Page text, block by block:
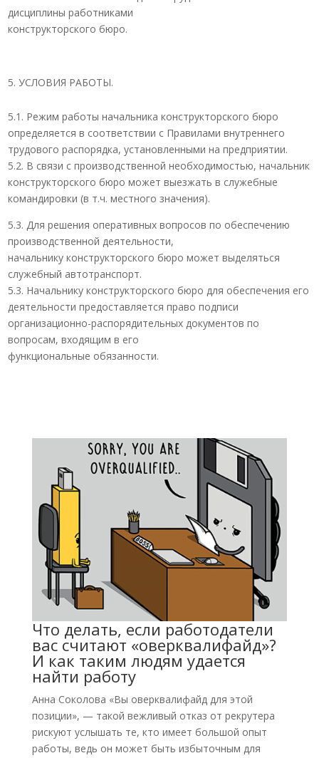
дисциплины работниками
конструкторского бюро.
УСЛОВИЯ РАБОТЫ.
5.1. Режим работы начальника конструкторского бюро
определяется в соответствии с Правилами внутреннего
трудового распорядка, установленными на предприятии.
5.2. В связи с производственной необходимостью, начальник
конструкторского бюро может выезжать в служебные
командировки (в т.ч. местного значения).
5.3. Для решения оперативных вопросов по обеспечению
производственной деятельности,
начальнику конструкторского бюро может выделяться
служебный автотранспорт.
5.3. Начальнику конструкторского бюро для обеспечения его
деятельности предоставляется право подписи
организационно-распорядительных документов по
вопросам, входящим в его
функциональные обязанности.
Что делать, если работодатели
вас считают «оверквалифайд»?
И как таким людям удается
найти работу
Анна Соколова «Вы оверквалифайд для этой
позиции», — такой вежливый отказ от рекрутера
рискуют услышать те, кто имеет большой опыт
работы, ведь он может быть избыточным для